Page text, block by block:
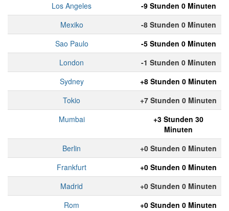
Los Angeles
-9 Stunden 0 Minuten
Mexiko
-8 Stunden 0 Minuten
Sao Paulo
-5 Stunden 0 Minuten
London
-1 Stunden 0 Minuten
Sydney
+8 Stunden 0 Minuten
Tokio
+7 Stunden 0 Minuten
Mumbai
+3 Stunden 30
Minuten
Berlin
+0 Stunden 0 Minuten
Frankfurt
+0 Stunden 0 Minuten
Madrid
+0 Stunden 0 Minuten
Rom
+0 Stunden 0 Minuten